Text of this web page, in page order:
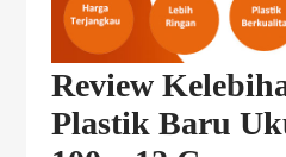
Review
Plastik Baru